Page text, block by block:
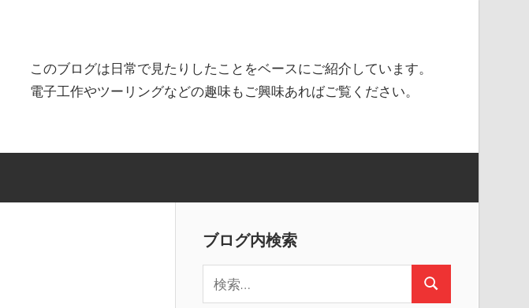
このブログは日常で見たりしたことをベースにご紹介しています。
電子工作やツーリングなどの趣味もご興味あればご覧ください。
ブログ内検索
索
検